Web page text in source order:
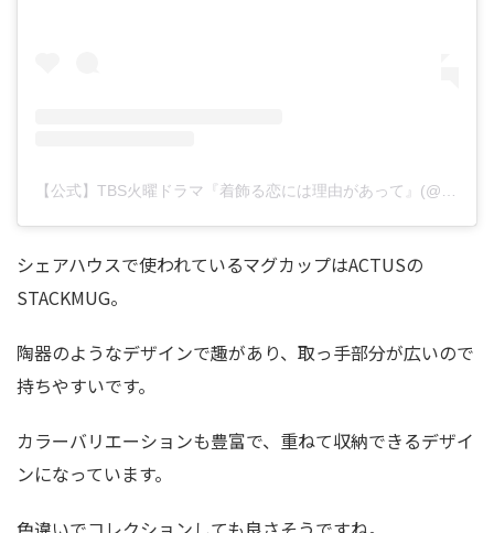
【公式】TBS火曜ドラマ『着飾る恋には理由があって』(@kikazarukoi_tbs)がシェアした投稿
シェアハウスで使われているマグカップはACTUSの
STACKMUG。
陶器のようなデザインで趣があり、取っ手部分が広いので
持ちやすいです。
カラーバリエーションも豊富で、重ねて収納できるデザイ
ンになっています。